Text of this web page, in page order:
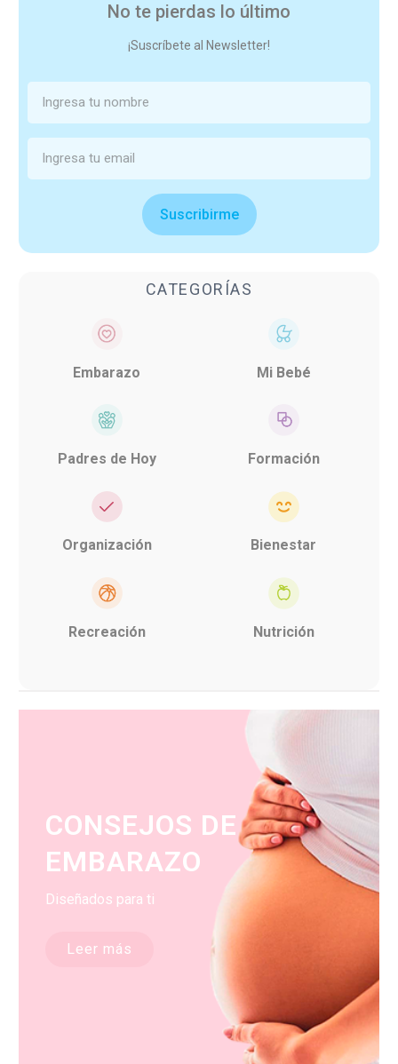
No te pierdas lo último
¡Suscríbete al Newsletter!
Suscribirme
CATEGORÍAS
Embarazo Mi Bebé
Padres de Hoy Formación
Organización Bienestar
Recreación Nutrición
CONSEJOS DE
EMBARAZO
Diseñados para ti
Leer más